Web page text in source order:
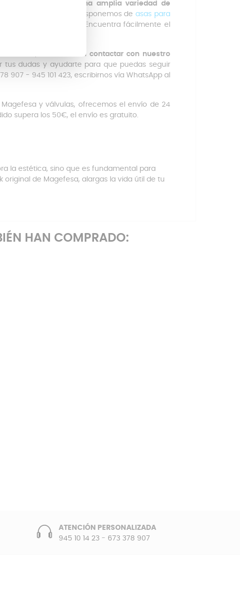
contamos con una amplia variedad de
y alargar la vida útil. Disponemos deasas para
. Encuentra fácilmente el
no dudes en contactar con nuestro
tus dudas y ayudarte para que puedas seguir
907 - 945 101 423, escribirnos vía WhatsApp al
y válvulas, ofrecemos el envío de 24
supera los 50€, el envío es gratuito.
la estética, sino que es fundamental para
original de Magefesa, alargas la vida útil de tu
HAN COMPRADO:
ATENCIÓN PERSONALIZADA
945 10 14 23 - 673 378 907